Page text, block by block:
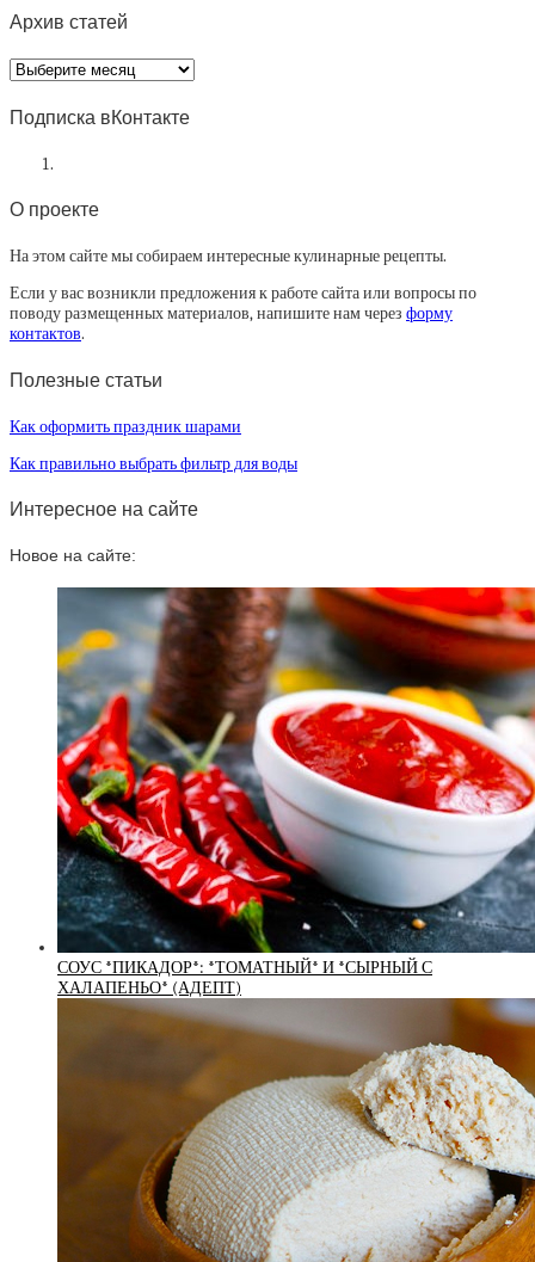
Архив статей
Архив
статей
Подписка вКонтакте
О проекте
На этом сайте мы собираем интересные кулинарные рецепты.
Если у вас возникли предложения к работе сайта или вопросы по
поводу размещенных материалов, напишите нам через форму
контактов.
Полезные статьи
Как оформить праздник шарами
Как правильно выбрать фильтр для воды
Интересное на сайте
Новое на сайте:
СОУС *ПИКАДОР*: *ТОМАТНЫЙ* И *СЫРНЫЙ С
ХАЛАПЕНЬО* (АДЕПТ)